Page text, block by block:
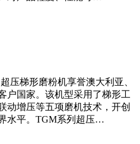
压梯形磨粉机享誉澳大利亚、
户国家。该机型采用了梯形工
动增压等五项磨机技术，开创
水平。TGM系列超压…